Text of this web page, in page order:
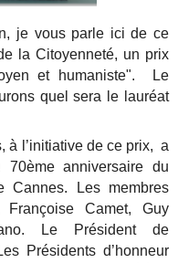
je vous parle ici de ce
la Citoyenneté, un prix
et humaniste". Le
quel sera le lauréat
à l’initiative de ce prix, a
anniversaire du
Cannes. Les membres
Françoise Camet, Guy
Le Président de
Présidents d’honneur